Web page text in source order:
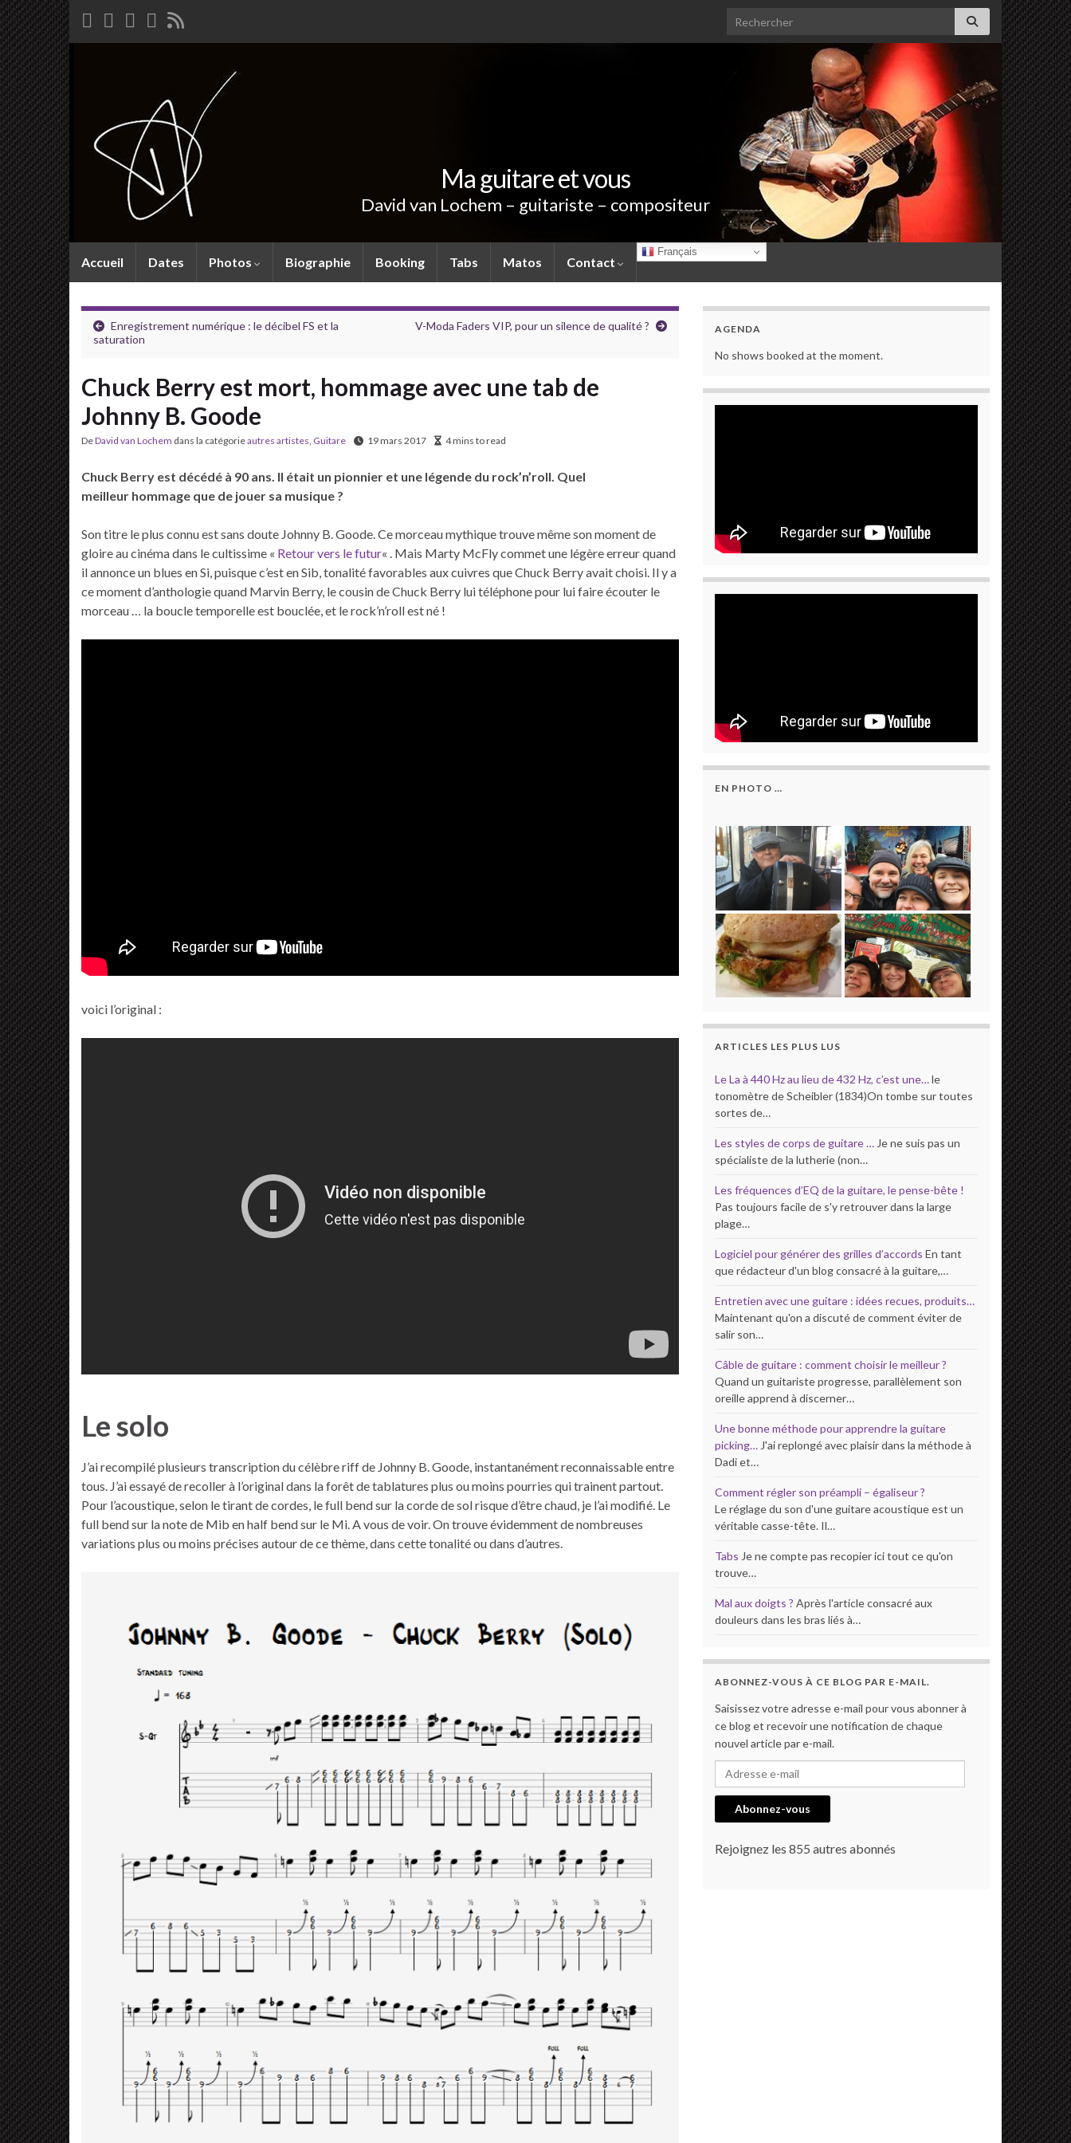
Search for:
Ma guitare et vous
David van Lochem – guitariste – compositeur
Accueil Dates Photos Biographie Booking Tabs Matos Contact
Français
Enregistrement numérique : le décibel FS et la
saturation
V-Moda Faders VIP, pour un silence de qualité ?
Chuck Berry est mort, hommage avec une tab de
Johnny B. Goode
DeDavid van Lochem dans la catégorieautres artistes, Guitare 19 mars 2017 4 mins to read
Chuck Berry est décédé à 90 ans. Il était un pionnier et une légende du rock’n’roll. Quel
meilleur hommage que de jouer sa musique ?
Son titre le plus connu est sans doute Johnny B. Goode. Ce morceau mythique trouve même son moment de
gloire au cinéma dans le cultissime « Retour vers le futur« . Mais Marty McFly commet une légère erreur quand
il annonce un blues en Si, puisque c’est en Sib, tonalité favorables aux cuivres que Chuck Berry avait choisi. Il y a
ce moment d’anthologie quand Marvin Berry, le cousin de Chuck Berry lui téléphone pour lui faire écouter le
morceau … la boucle temporelle est bouclée, et le rock’n’roll est né !
voici l’original :
Le solo
J’ai recompilé plusieurs transcription du célèbre riff de Johnny B. Goode, instantanément reconnaissable entre
tous. J’ai essayé de recoller à l’original dans la forêt de tablatures plus ou moins pourries qui trainent partout.
Pour l’acoustique, selon le tirant de cordes, le full bend sur la corde de sol risque d’être chaud, je l’ai modifié. Le
full bend sur la note de Mib en half bend sur le Mi. A vous de voir. On trouve évidemment de nombreuses
variations plus ou moins précises autour de ce thème, dans cette tonalité ou dans d’autres.
AGENDA
No shows booked at the moment.
EN PHOTO …
ARTICLES LES PLUS LUS
Le La à 440 Hz au lieu de 432 Hz, c’est une…le
tonomètre de Scheibler (1834)On tombe sur toutes
sortes de…
Les styles de corps de guitare … Je ne suis pas un
spécialiste de la lutherie (non…
Les fréquences d’EQ de la guitare, le pense-bête !
Pas toujours facile de s'y retrouver dans la large
plage…
Logiciel pour générer des grilles d’accords En tant
que rédacteur d'un blog consacré à la guitare,…
Entretien avec une guitare : idées recues, produits…
Maintenant qu'on a discuté de comment éviter de
salir son…
Câble de guitare : comment choisir le meilleur ?
Quand un guitariste progresse, parallèlement son
oreille apprend à discerner…
Une bonne méthode pour apprendre la guitare
picking… J'ai replongé avec plaisir dans la méthode à
Dadi et…
Comment régler son préampli – égaliseur ?
Le réglage du son d'une guitare acoustique est un
véritable casse-tête. Il…
Tabs Je ne compte pas recopier ici tout ce qu'on
trouve…
Mal aux doigts ? Après l'article consacré aux
douleurs dans les bras liés à…
ABONNEZ-VOUS À CE BLOG PAR E-MAIL.
Saisissez votre adresse e-mail pour vous abonner à
ce blog et recevoir une notification de chaque
nouvel article par e-mail.
Adresse e-mail
Abonnez-vous
Rejoignez les 855 autres abonnés